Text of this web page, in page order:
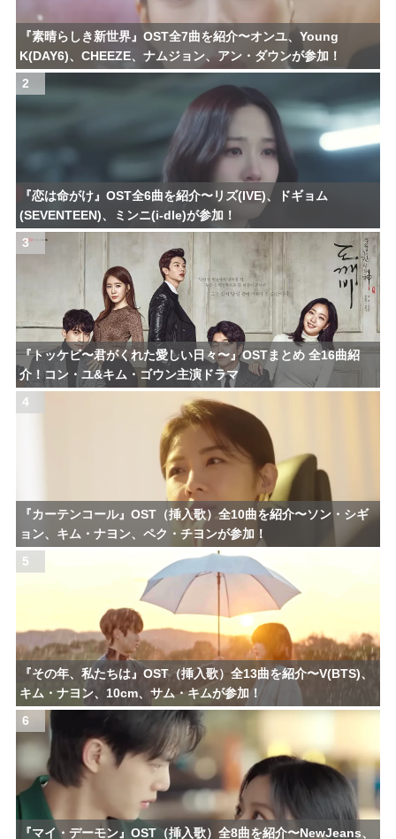
『素晴らしき新世界』OST全7曲を紹介〜オンユ、Young
K(DAY6)、CHEEZE、ナムジョン、アン・ダウンが参加！
2
『恋は命がけ』OST全6曲を紹介〜リズ(IVE)、ドギョム
(SEVENTEEN)、ミンニ(i-dle)が参加！
3
『トッケビ〜君がくれた愛しい日々〜』OSTまとめ 全16曲紹
介！コン・ユ&キム・ゴウン主演ドラマ
4
『カーテンコール』OST（挿入歌）全10曲を紹介〜ソン・シギ
ョン、キム・ナヨン、ペク・チヨンが参加！
5
『その年、私たちは』OST（挿入歌）全13曲を紹介〜V(BTS)、
キム・ナヨン、10cm、サム・キムが参加！
6
『マイ・デーモン』OST（挿入歌）全8曲を紹介〜NewJeans、